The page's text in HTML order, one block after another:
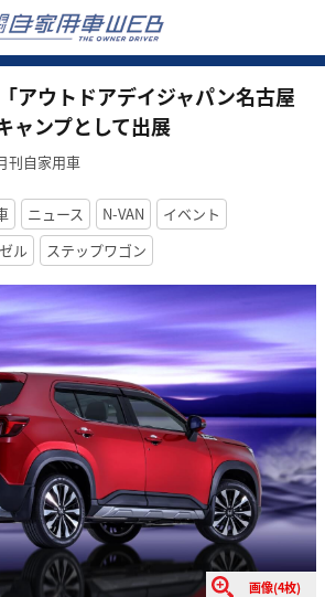
アウトドアデイジャパン名古屋
ンプとして出展
刊自家用車
ニュース N-VAN
イベント
ル ステップワゴン
画像(4枚)